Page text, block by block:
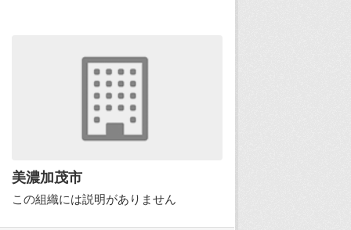
美濃加茂市
この組織には説明がありません